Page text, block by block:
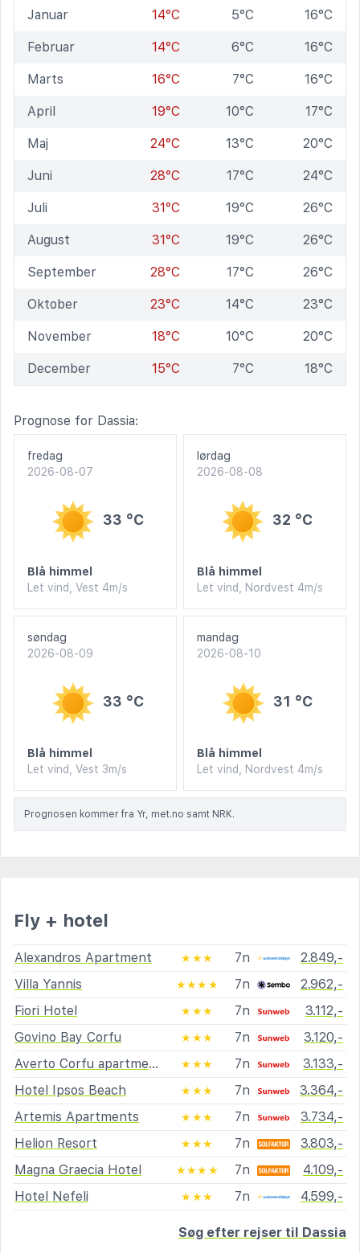
Januar 14°C 5°C 16°C
Februar 14°C 6°C 16°C
Marts 16°C 7°C 16°C
April 19°C 10°C 17°C
Maj 24°C 13°C 20°C
Juni 28°C 17°C 24°C
Juli 31°C 19°C 26°C
August 31°C 19°C 26°C
September 28°C 17°C 26°C
Oktober 23°C 14°C 23°C
November 18°C 10°C 20°C
December 15°C 7°C 18°C
Prognose for Dassia:
fredag
2026-08-07
33 °C
Blå himmel
Let vind, Vest 4m/s
lørdag
2026-08-08
32 °C
Blå himmel
Let vind, Nordvest 4m/s
søndag
2026-08-09
33 °C
Blå himmel
Let vind, Vest 3m/s
mandag
2026-08-10
31 °C
Blå himmel
Let vind, Nordvest 4m/s
Prognosen kommer fra Yr, met.no samt NRK.
Fly + hotel
Alexandros Apartment ★★★ 7n
2.849,-
Villa Yannis
★★★★ 7n
2.962,-
Fiori Hotel
★★★ 7n
3.112,-
Govino Bay Corfu
★★★ 7n
3.120,-
Averto Corfu apartments
★★★ 7n
3.133,-
Hotel Ipsos Beach
★★★ 7n
3.364,-
Artemis Apartments
★★★ 7n
3.734,-
Helion Resort
★★★ 7n
3.803,-
Magna Graecia Hotel
★★★★ 7n
4.109,-
Hotel Nefeli
★★★ 7n 4.599,-
Søg efter rejser til Dassia